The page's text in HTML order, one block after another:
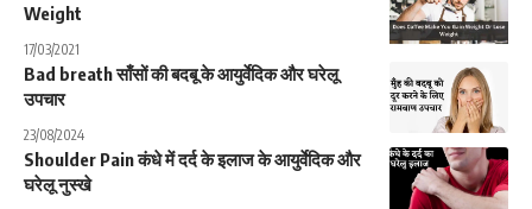
Weight
17/03/2021
Bad breath साँसों की बदबू के आयुर्वेदिक और घरेलू
उपचार
23/08/2024
Shoulder Pain कंधे में दर्द के इलाज के आयुर्वेदिक और
घरेलू नुस्खे